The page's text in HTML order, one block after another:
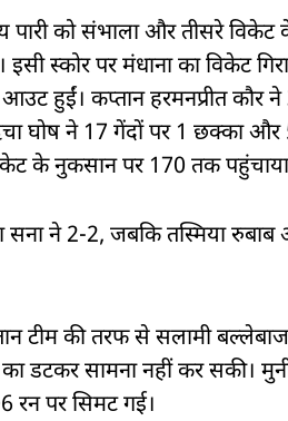
पारी को संभाला और तीसरे
स्कोर पर मंधाना का विकेट
हुईं। कप्तान हरमनप्रीत कौर
घोष ने 17 गेंदों पर 1 छक्का
के नुकसान पर 170 तक
सना ने 2-2, जबकि तस्मिया
टीम की तरफ से सलामी
डटकर सामना नहीं कर सकी।
रन पर सिमट गई।